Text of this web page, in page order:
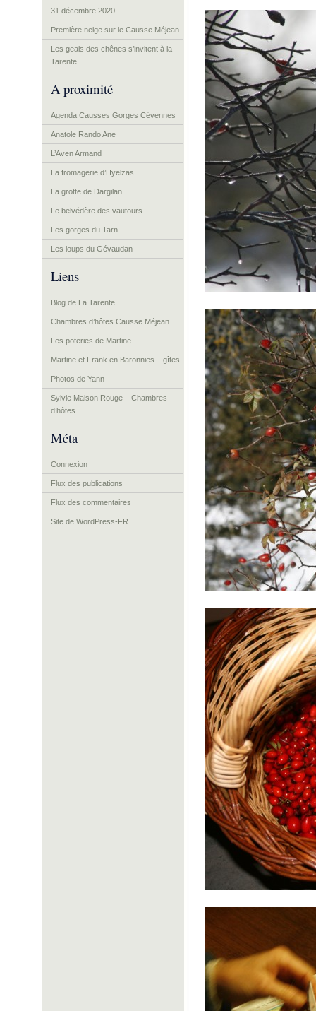
31 décembre 2020
Première neige sur le Causse Méjean.
Les geais des chênes s’invitent à la
Tarente.
A proximité
Agenda Causses Gorges Cévennes
Anatole Rando Ane
L’Aven Armand
La fromagerie d’Hyelzas
La grotte de Dargilan
Le belvédère des vautours
Les gorges du Tarn
Les loups du Gévaudan
Liens
Blog de La Tarente
Chambres d’hôtes Causse Méjean
Les poteries de Martine
Martine et Frank en Baronnies – gîtes
Photos de Yann
Sylvie Maison Rouge – Chambres
d’hôtes
Méta
Connexion
Flux des publications
Flux des commentaires
Site de WordPress-FR